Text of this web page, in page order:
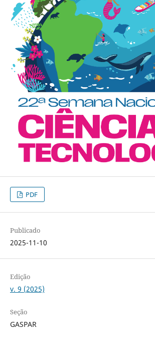
PDF
Publicado
2025-11-10
Edição
v. 9 (2025)
Seção
GASPAR